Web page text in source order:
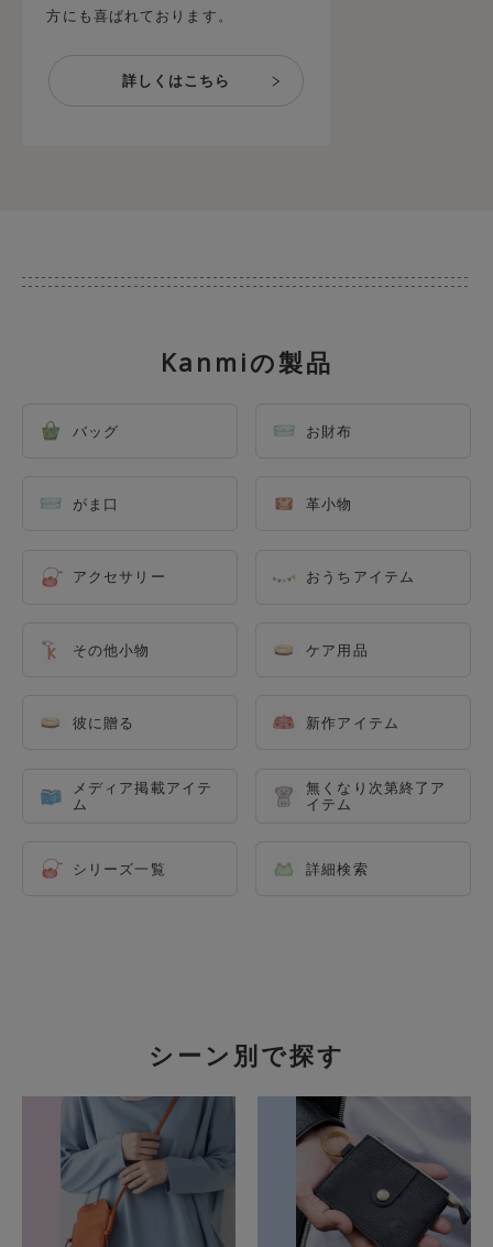
方にも喜ばれております。
Kanmiの製品
バッグ お財布
がま口 革小物
アクセサリー おうちアイテム
その他小物 ケア用品
彼に贈る 新作アイテム
メディア掲載アイテ
ム
無くなり次第終了ア
イテム
シリーズ一覧 詳細検索
シーン別で探す